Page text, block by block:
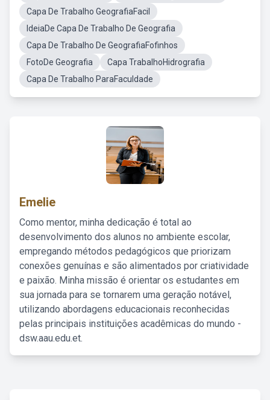
Capa De Trabalho GeografiaFacil
IdeiaDe Capa De Trabalho De Geografia
Capa De Trabalho De GeografiaFofinhos
FotoDe Geografia
Capa TrabalhoHidrografia
Capa De Trabalho ParaFaculdade
Emelie
Como mentor, minha dedicação é total ao
desenvolvimento dos alunos no ambiente escolar,
empregando métodos pedagógicos que priorizam
conexões genuínas e são alimentados por criatividade
e paixão. Minha missão é orientar os estudantes em
sua jornada para se tornarem uma geração notável,
utilizando abordagens educacionais reconhecidas
pelas principais instituições acadêmicas do mundo -
dsw.aau.edu.et.